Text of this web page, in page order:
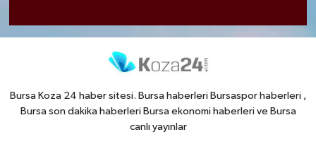
Bursa Koza 24 haber sitesi. Bursa haberleri Bursaspor haberleri ,
Bursa son dakika haberleri Bursa ekonomi haberleri ve Bursa
canlı yayınlar